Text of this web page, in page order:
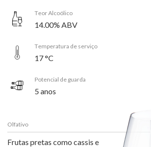
Teor Alcoólico
14.00% ABV
Temperatura de serviço
17 °C
Potencial de guarda
5 anos
Olfativo
Frutas pretas como cassis e